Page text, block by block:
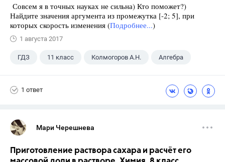
Совсем я в точных науках не сильна) Кто поможет?)
Найдите значения аргумента из промежутка [-2; 5], при
которых скорость изменения (Подробнее...)
1 августа 2017
ГДЗ 11 класс Колмогоров А.Н. Алгебра
1 ответ
Мари Черешнева
Приготовление раствора сахара и расчёт его